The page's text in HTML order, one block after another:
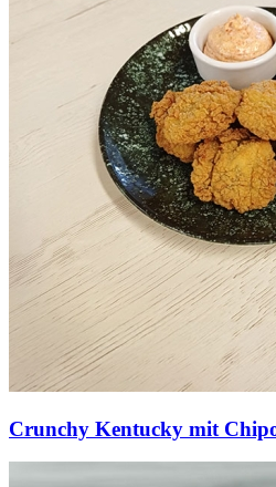
Crunchy Kentucky mit